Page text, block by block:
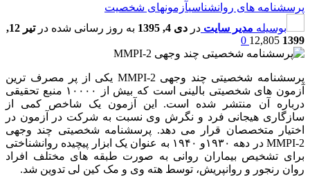
پرسشنامه های روانشناسیآزمونهای شخصیت
بوسیله مدیر سایت در دی 4, 1395 به روز رسانی شده در
تیر 12,
1399
12,805
پرسشنامه شخصیتی چند وجهی MMPI-2 یکی از پر مصرف ترین
آزمون های شخصیتی بالینی است که بیش از ۱۰۰۰۰ منبع تحقیقی
درباره آن منتشر شده است. این آزمون یک شاخص کمی از
سازگاری هیجانی فرد و نگرش وی نسبت به شرکت در آزمون در
اختیار متخصصان قرار می دهد. پرسشنامه شخصیتی چند وجهی
MMPI-2 در دهه ۱۹۳۰و ۱۹۴۰ به عنوان یک ابزار پیچیده روانشناختی
برای تشخیص بیماران روانی به صورت طبقه های مختلف افراد
روان رنجور و روانپریش، توسط هته وی و مک کین لی تدوین شد.